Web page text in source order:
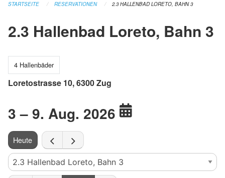
STARTSEITE RESERVATIONEN 2.3 HALLENBAD LORETO, BAHN 3
2.3 Hallenbad Loreto, Bahn 3
4 Hallenbäder
Loretostrasse 10, 6300 Zug
3 – 9. Aug. 2026
Heute